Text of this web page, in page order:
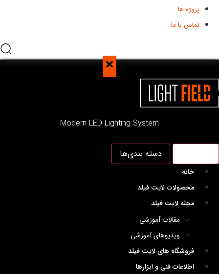
پروژه ها
تماس با ما
Modern LED Lighting System
دسته بندی‌ها
خانه
محصولات لایت فیلد
مجله لایت فیلد
مقالات آموزشی
ویدیوهای آموزشی
فروشگاه های لایت فیلد
اطلاعات فنی و ابزارها